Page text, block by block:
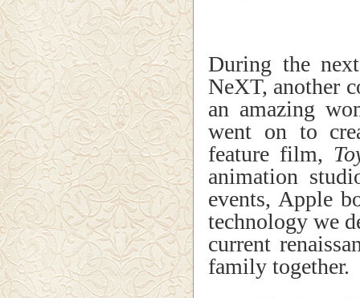
During the
NeXT, another
an amazing
went on to
feature film,
animation
events, Apple
technology we
current
family together.